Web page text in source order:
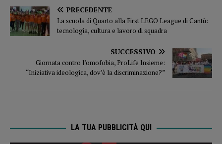
PRECEDENTE
La scuola di Quarto alla First LEGO League di Cantù:
tecnologia, cultura e lavoro di squadra
SUCCESSIVO
Giornata contro l’omofobia, ProLife Insieme:
“Iniziativa ideologica, dov’è la discriminazione?”
LA TUA PUBBLICITÀ QUI